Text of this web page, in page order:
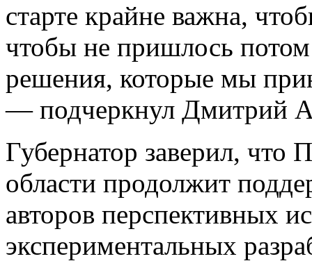
старте крайне важна,
чтобы не пришлось
решения, которые мы
— подчеркнул Дмитрий
Губернатор заверил, что
области продолжит
авторов перспективных
экспериментальных